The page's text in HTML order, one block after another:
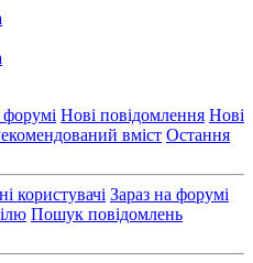
Нові повідомлення Нові
вміст Остання
користувачі Зараз на форумі
Пошук повідомлень